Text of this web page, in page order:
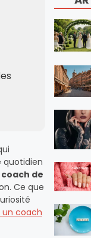
quotidien
de
Ce que
un coach